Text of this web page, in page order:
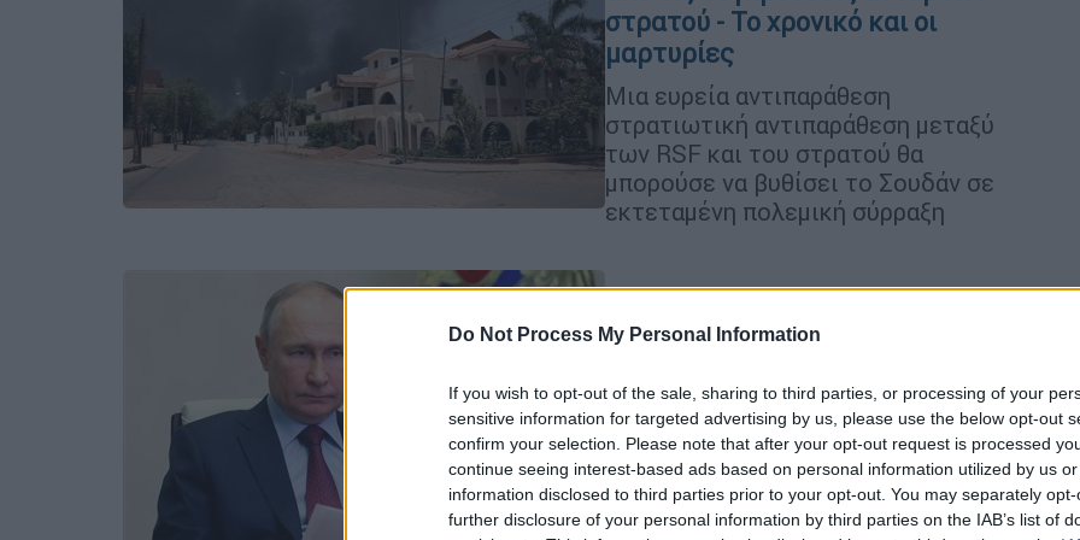
Do Not Process My Personal Information
If you wish to opt-out of the sale, sharing to third parties, or processing of your
sensitive information for targeted advertising by us, please use the below opt-out
confirm your selection. Please note that after your opt-out request is processed
continue seeing interest-based ads based on personal information utilized by us
information disclosed to third parties prior to your opt-out. You may separately
further disclosure of your personal information by third parties on the IAB’s list of
στρατού - Το χρονικό και οι
μαρτυρίες
Mια ευρεία αντιπαράθεση
στρατιωτική αντιπαράθεση μεταξύ
των RSF και του στρατού θα
μπορούσε να βυθίσει το Σουδάν σε
εκτεταμένη πολεμική σύρραξη
Κόσμος|15.04.2023 23:12
υπέγραψε νόμο που θεσπίζει την
ηλεκτρονική στρατολόγηση
Ένας έφεδρος θα μπορεί στο εξής να
επιστρατευτεί μέσω μιας
διαδικτυακής πύλης